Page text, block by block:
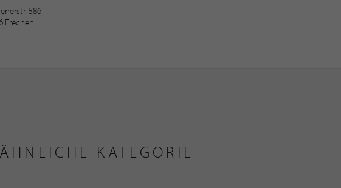
586
Frechen
ÄHNLICHE KATEGORIE